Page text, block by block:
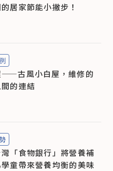
居家節能小撇步！
——古風小白屋，維修的
的連結
「食物銀行」將營養補
童帶來營養均衡的美味